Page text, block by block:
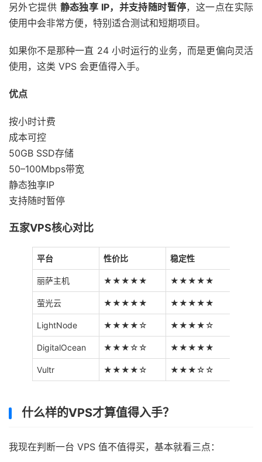
另外它提供 静态独享 IP，并支持随时暂停，这一点在实际
使用中会非常方便，特别适合测试和短期项目。
如果你不是那种一直 24 小时运行的业务，而是更偏向灵活
使用，这类 VPS 会更值得入手。
优点
按小时计费
成本可控
50GB SSD存储
50–100Mbps带宽
静态独享IP
支持随时暂停
五家VPS核心对比
平台 性价比 稳定性
丽萨主机 ★★★★★ ★★★★★
萤光云 ★★★★★ ★★★★★
LightNode ★★★★☆ ★★★★☆
DigitalOcean ★★★☆☆ ★★★★★
Vultr ★★★★☆ ★★★☆☆
什么样的VPS才算值得入手？
我现在判断一台 VPS 值不值得买，基本就看三点：